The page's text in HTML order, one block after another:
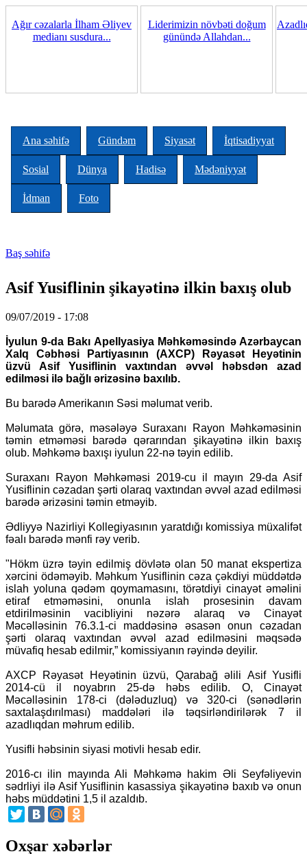
Ağır cəzalarla İlham Əliyev
medianı susdura...
Liderimizin növbəti doğum
günündə Allahdan...
Ana səhifə Gündəm Siyasət İqtisadiyyat
Sosial Dünya Hadisə Mədəniyyət
İdman Foto
Baş səhifə
Asif Yusiflinin şikayətinə ilkin baxış olub
09/07/2019 - 17:08
İyulun 9-da Bakı Apellyasiya Məhkəməsində Azərbaycan
Xalq Cəbhəsi Partiyasının (AXCP) Rəyasət Heyətinin
üzvü Asif Yusiflinin vaxtından əvvəl həbsdən azad
edilməsi ilə bağlı ərizəsinə baxılıb.
Bu barədə Amerikanın Səsi məlumat verib.
Məlumata görə, məsələyə Suraxanı Rayon Məhkəməsinin
təmin etməməsi barədə qərarından şikayətinə ilkin baxış
olub. Məhkəmə baxışı iyulun 22-nə təyin edilib.
Suraxanı Rayon Məhkəməsi 2019-cu il mayın 29-da Asif
Yusiflinin cəzadan şərti olaraq vaxtından əvvəl azad edilməsi
barədə ərizəsini təmin etməyib.
Ədliyyə Nazirliyi Kollegiyasının yaratdığı komissiya müxalifət
fəalı barədə mənfi rəy verib.
"Hökm üzrə təyin edilmiş dövlətə olan 50 manat ekspertiza
xərcini ödəməyib. Məhkum Yusiflinin cəza çəkdiyi müddətdə
islah yoluna qədəm qoymamasını, törətdiyi cinayət əməlini
etiraf etməməsini, onunla islah prosesinin davam
etdirilməsinin vacibliyini nəzərə alaraq və Cinayət
Məcəlləsinin 76.3.1-ci maddəsinə əsasən onun cəzadan
şərti olaraq vaxtından əvvəl azad edilməsini məqsədə
müvafiq hesab edilmir,” komissiyanın rəyində deyilir.
AXCP Rəyasət Heyətinin üzvü, Qarabağ əlili Asif Yusifli
2014-cü il noyabrın 25-də həbs edilib. O, Cinayət
Məcəlləsinin 178-ci (dələduzluq) və 320-ci (sənədlərin
saxtalaşdırılması) maddələri ilə təqsirləndirilərək 7 il
azadlıqdan məhrum edilib.
Yusifli həbsinin siyasi motivli hesab edir.
2016-cı ilin mayında Ali Məhkəmə hakim Əli Seyfəliyevin
sədrliyi ilə Asif Yusiflinin kasassiya şikayətinə baxıb və onun
həbs müddətini 1,5 il azaldıb.
Oxşar xəbərlər